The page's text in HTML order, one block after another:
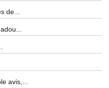
de...
avis,...